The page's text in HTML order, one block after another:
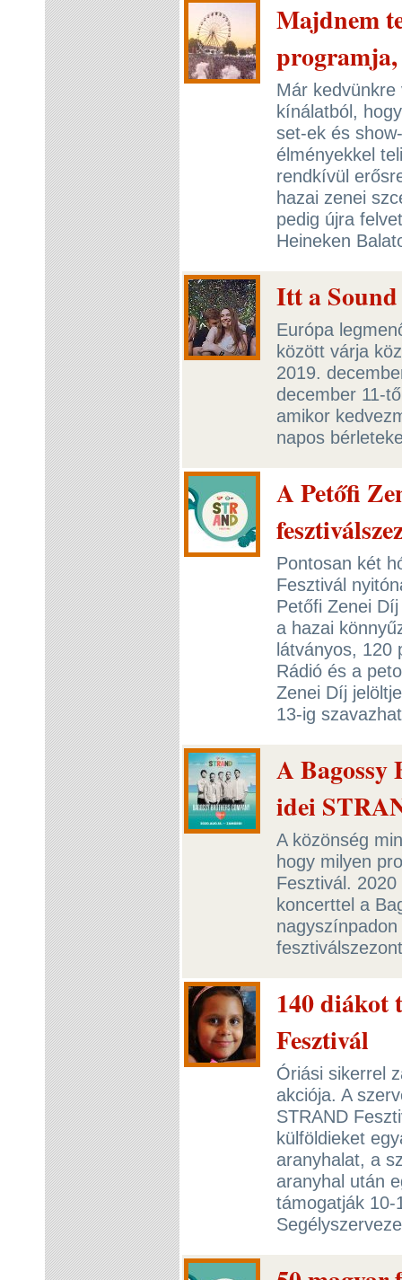
Majdnem
programja,
Már kedvünkre
kínálatból,
set-ek és
élményekkel
rendkívül
hazai zenei
pedig újra
Heineken
Itt a
Európa
között várja
2019.
december 11-
amikor
napos
A Petőfi
Pontosan két
Fesztivál
Petőfi Zenei
a hazai
látványos, 120
Rádió és a
Zenei Díj
13-ig
A Bagossy
idei
A közönség
hogy milyen
Fesztivál.
koncerttel a
140 diákot
Fesztivál
Óriási sikerrel
akciója. A
STRAND
külföldieket
aranyhalat, a
aranyhal után
támogatják 10-